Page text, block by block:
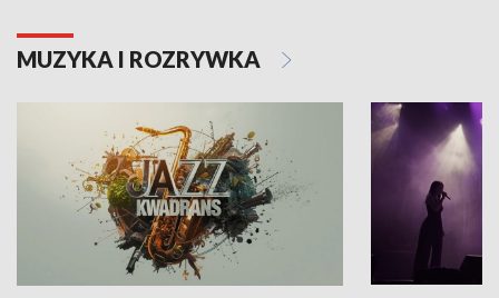
MUZYKA I ROZRYWKA